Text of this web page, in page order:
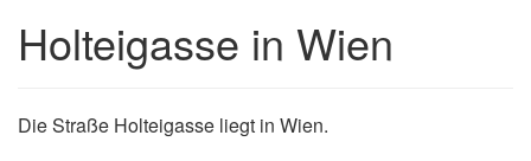
Holteigasse in Wien
Die Straße Holteigasse liegt in Wien.